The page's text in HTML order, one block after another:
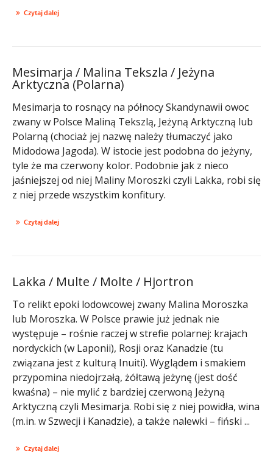
Czytaj dalej
Mesimarja / Malina Tekszla / Jeżyna
Arktyczna (Polarna)
Mesimarja to rosnący na północy Skandynawii owoc
zwany w Polsce Maliną Tekszlą, Jeżyną Arktyczną lub
Polarną (chociaż jej nazwę należy tłumaczyć jako
Midodowa Jagoda). W istocie jest podobna do jeżyny,
tyle że ma czerwony kolor. Podobnie jak z nieco
jaśniejszej od niej Maliny Moroszki czyli Lakka, robi się
z niej przede wszystkim konfitury.
Czytaj dalej
Lakka / Multe / Molte / Hjortron
To relikt epoki lodowcowej zwany Malina Moroszka
lub Moroszka. W Polsce prawie już jednak nie
występuje – rośnie raczej w strefie polarnej: krajach
nordyckich (w Laponii), Rosji oraz Kanadzie (tu
związana jest z kulturą Inuiti). Wyglądem i smakiem
przypomina niedojrzałą, żółtawą jeżynę (jest dość
kwaśna) – nie mylić z bardziej czerwoną Jeżyną
Arktyczną czyli Mesimarja. Robi się z niej powidła, wina
(m.in. w Szwecji i Kanadzie), a także nalewki – fiński ...
Czytaj dalej